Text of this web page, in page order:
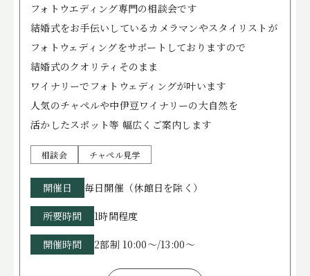
フォトウエディング専門の相談会です
結婚式をお手伝いしているカメラマンやスタイリストが
フォトウェディングをサポートしておりますので
結婚式のクオリティそのまま
ワイナリーでフォトウェディングが叶います
人気のチャペルや中伊豆ワイナリーの大自然を
活かしたスポット等 幅広くご案内します
相談会 チャペル見学
開催日 毎日開催（休館日を除く）
所要時間 1時間程度
開催時間 2部制 10:00～/13:00～